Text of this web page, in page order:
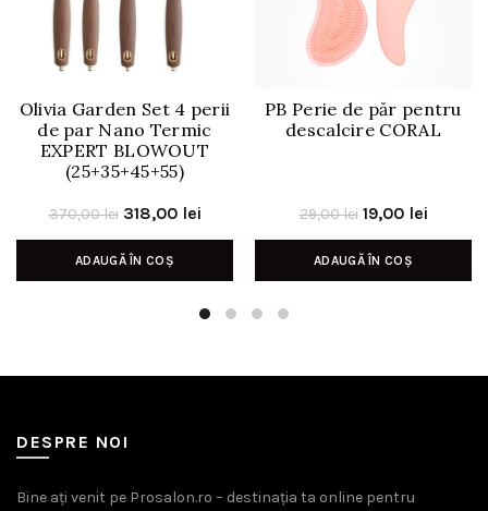
Olivia Garden Set 4 perii
de par Nano Termic
EXPERT BLOWOUT
(25+35+45+55)
370,00lei Prețul
inițial
a
370,00 lei.
318,00 leiPrețul
curent
ADAUGĂ ÎN COȘ
PB Perie de păr pentru
descalcire CORAL
29,00lei Prețul
inițial
a
19,00 leiPrețul
curent
ADAUGĂ ÎN COȘ
DESPRE NOI
Bine ați venit pe Prosalon.ro – destinația ta online pentru